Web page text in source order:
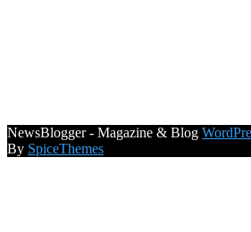
NewsBlogger - Magazine & Blog
By SpiceThemes